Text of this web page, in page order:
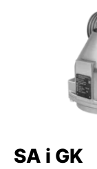
SA i GK